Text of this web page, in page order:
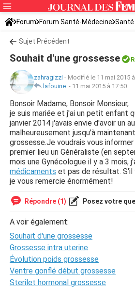
Forum Forum Santé-Médecine
Infertilité
Sujet Précédent
Souhait d'une grossesse
zahragizzi - Modifié le 11 mai 2015
lafouine. - 11 mai 2015 à 17:50
Bonsoir Madame, Bonsoir Monsieur,
je suis mariée et j'ai un petit enfant
janvier 2014 j'avais envie d'avoir un
malheureusement jusqu'à
grossesse.Je voudrais vous
premier lieu un Généraliste (en
mois une Gynécologue il y a 3 mois,
médicaments et pas de résultat. S'il
je vous remercie énormément!
Répondre (1) Posez votre
A voir également:
Souhait d'une grossesse
Grossesse intra uterine
Évolution poids grossesse
Ventre gonflé début grossesse
Sterilet hormonal grossesse